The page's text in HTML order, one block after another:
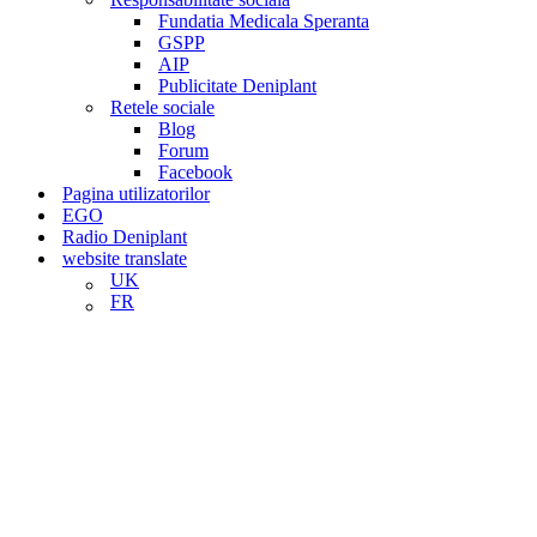
Fundatia Medicala Speranta
GSPP
AIP
Publicitate Deniplant
Retele sociale
Blog
Forum
Facebook
Pagina utilizatorilor
EGO
Radio Deniplant
website translate
UK
FR